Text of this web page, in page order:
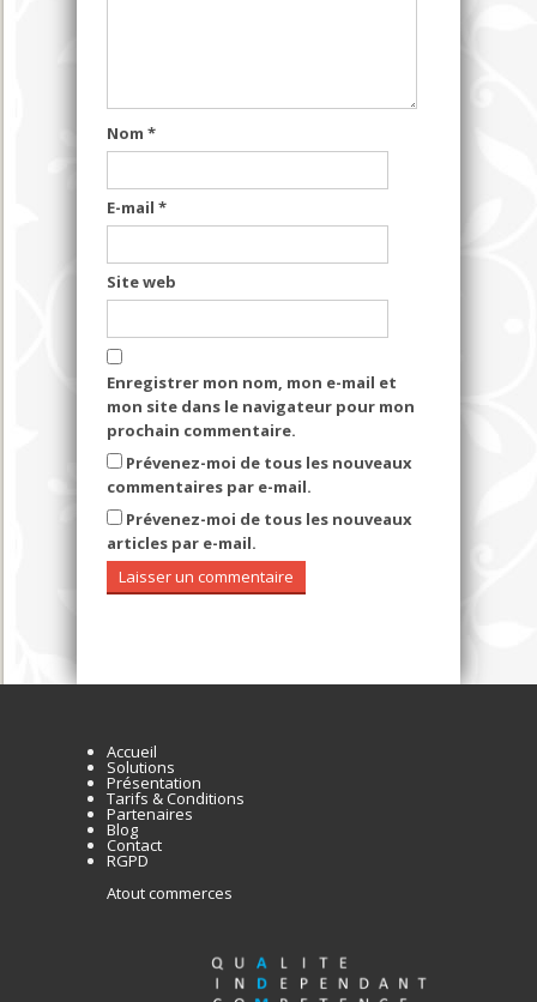
Nom *
E-mail *
Site web
Enregistrer mon nom, mon e-mail et
mon site dans le navigateur pour mon
prochain commentaire.
Prévenez-moi de tous les nouveaux
commentaires par e-mail.
Prévenez-moi de tous les nouveaux
articles par e-mail.
Accueil
Solutions
Présentation
Tarifs & Conditions
Partenaires
Blog
Contact
RGPD
Atout commerces